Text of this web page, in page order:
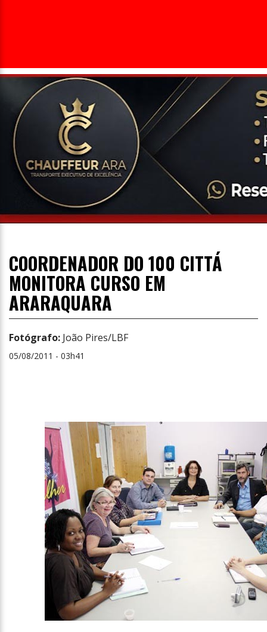
COORDENADOR DO 100 CITTÁ
MONITORA CURSO EM
ARARAQUARA
Fotógrafo: João Pires/LBF
05/08/2011 - 03h41